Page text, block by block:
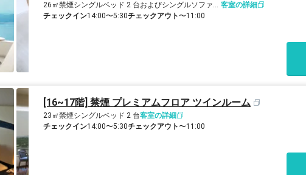
26㎡禁煙 シングルベッド 2 台およびシングルソファーベッド 1 台 客室の詳細
チェックイン14:00〜5:30チェックアウト〜11:00
[16~17階] 禁煙 プレミアムフロア ツインルーム
23㎡禁煙シングルベッド 2 台客室の詳細
チェックイン14:00〜5:30チェックアウト〜11:00